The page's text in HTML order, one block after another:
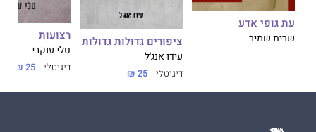
עת גופי אדע
שרית שמיר ציפורים גדולות גדולות
עידו אנג'ל
דיגיטלי 25 ₪
רצועות
טלי עוקבי
דיגיטלי 25 ₪